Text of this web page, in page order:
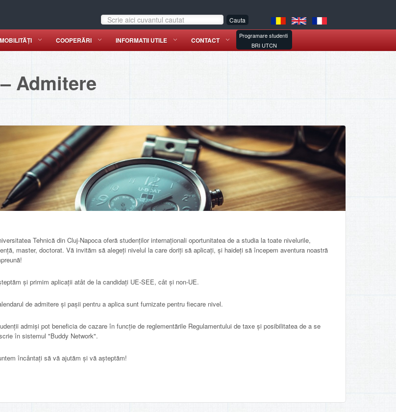
MOBILITĂȚI COOPERĂRI INFORMATII UTILE CONTACT
Programare studenti
BRI UTCN
Admitere
Tehnică din Cluj-Napoca oferă studenților internaționali oportunitatea de a studia la toate nivelurile,
master, doctorat. Vă invităm să alegeți nivelul la care doriți să aplicați, și haideți să începem aventura noastră
și primim aplicații atât de la candidați UE-SEE, cât și non-UE.
de admitere și pașii pentru a aplica sunt furnizate pentru fiecare nivel.
admiși pot beneficia de cazare în funcție de reglementările Regulamentului de taxe și posibilitatea de a se
în sistemul "Buddy Network".
încântați să vă ajutăm și vă așteptăm!